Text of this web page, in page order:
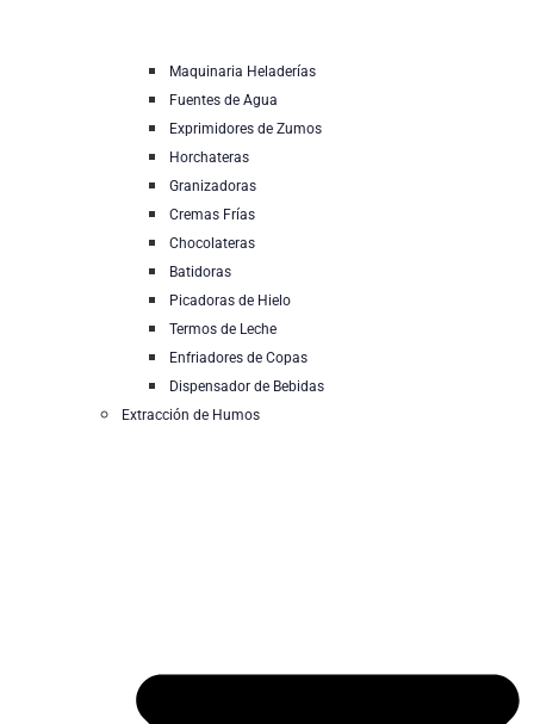
Maquinaria Heladerías
Fuentes de Agua
Exprimidores de Zumos
Horchateras
Granizadoras
Cremas Frías
Chocolateras
Batidoras
Picadoras de Hielo
Termos de Leche
Enfriadores de Copas
Dispensador de Bebidas
Extracción de Humos